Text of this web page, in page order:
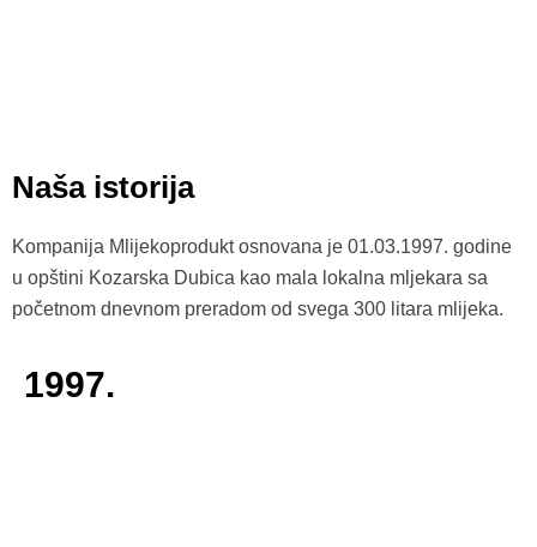
Naša istorija
Kompanija Mlijekoprodukt osnovana je 01.03.1997. godine
u opštini Kozarska Dubica kao mala lokalna mljekara sa
početnom dnevnom preradom od svega 300 litara mlijeka.
1997.